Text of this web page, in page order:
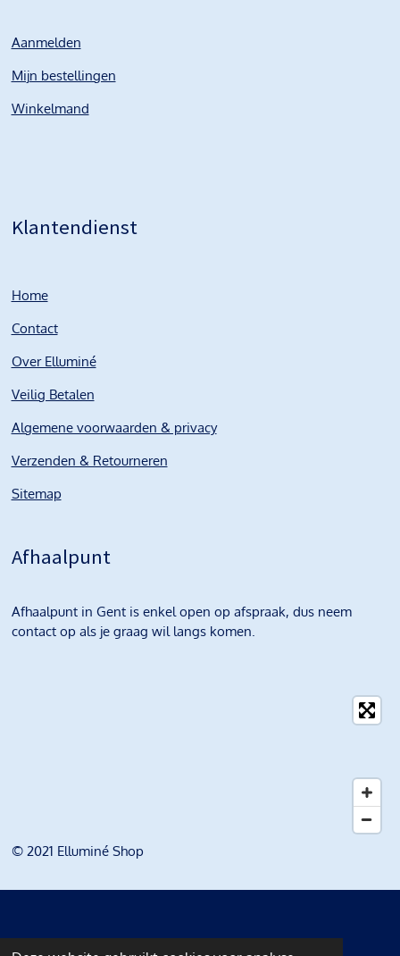
Aanmelden
Mijn bestellingen
Winkelmand
Klantendienst
Home
Contact
Over Elluminé
Veilig Betalen
Algemene voorwaarden & privacy
Verzenden & Retourneren
Sitemap
Afhaalpunt
Afhaalpunt in Gent is enkel open op afspraak, dus neem
contact op als je graag wil langs komen.
© 2021 Elluminé Shop